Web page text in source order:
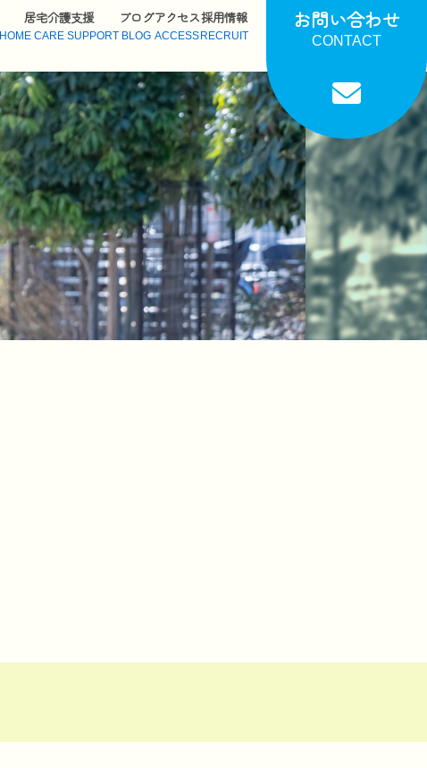
居宅介護支援
HOME CARE SUPPORT
ブログ
BLOG
アクセス
ACCESS
採用情報
RECRUIT
お問い合わせ
CONTACT